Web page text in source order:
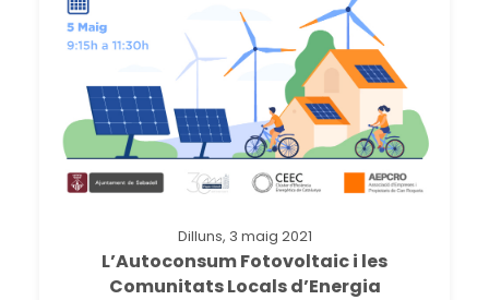
Dilluns, 3 maig 2021
L’Autoconsum Fotovoltaic i les
Comunitats Locals d’Energia